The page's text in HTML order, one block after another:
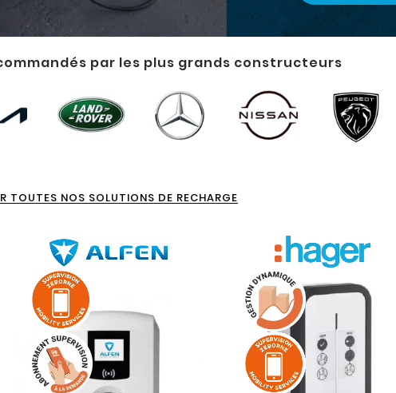
prends rendez-vous en ligne.
TOUTES NOS SOLUTIONS DE RECHARGE